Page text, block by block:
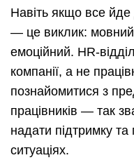
Навіть якщо все йде
— це виклик:
емоційний. HR-
компанії, а не
познайомитися з
працівників — так
надати підтримку
ситуаціях.